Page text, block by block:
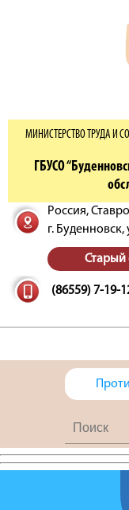
МИНИСТЕРСТВО ТРУДА И
ГБУСО
Россия,
г. Буденновск,
Старый
(86559) 7-19-